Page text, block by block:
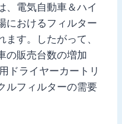
、電気自動車＆ハイ
におけるフィルター
す。したがって、
の販売台数の増加
ドライヤーカートリ
ルフィルターの需要